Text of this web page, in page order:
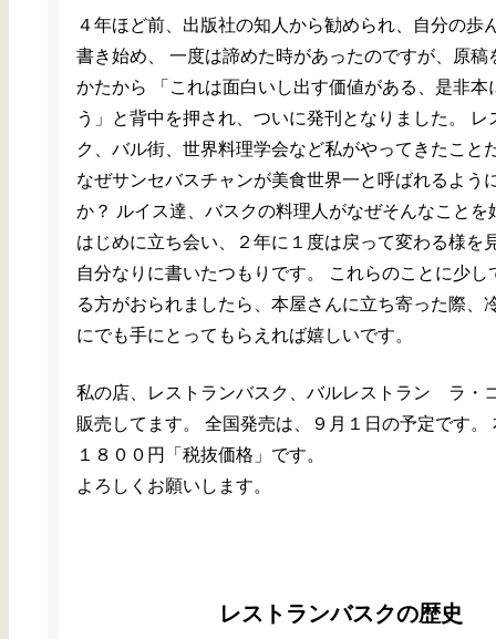
４年ほど前、出版社の知人から勧められ、自分の歩
書き始め、 一度は諦めた時があったのですが、原稿
かたから 「これは面白いし出す価値がある、是非本
う」と背中を押され、ついに発刊となりました。 レ
ク、バル街、世界料理学会など私がやってきたこと
なぜサンセバスチャンが美食世界一と呼ばれるよう
か？ ルイス達、バスクの料理人がなぜそんなことを
はじめに立ち会い、２年に１度は戻って変わる様を
自分なりに書いたつもりです。 これらのことに少し
る方がおられましたら、本屋さんに立ち寄った際、
にでも手にとってもらえれば嬉しいです。
私の店、レストランバスク、バルレストラン ラ・
販売してます。 全国発売は、９月１日の予定です。
１８００円「税抜価格」です。
よろしくお願いします。
レストランバスクの歴史